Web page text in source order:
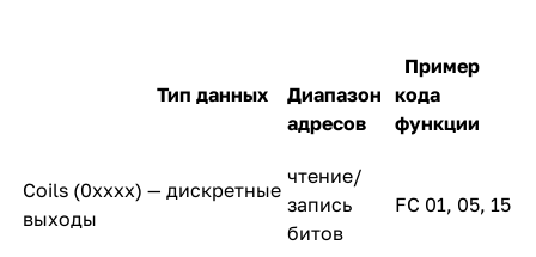
Тип данных
Диапазон
адресов
Пример
кода
функции
Coils (0xxxx) — дискретные
выходы
чтение/
запись
битов
FC 01, 05, 15